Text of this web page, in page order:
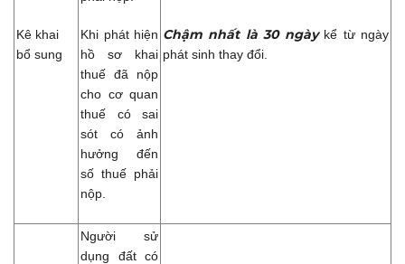
Kê khai
bổ sung
Khi phát hiện
hồ sơ khai
thuế đã nộp
cho cơ quan
thuế có sai
sót có ảnh
hưởng đến
số thuế phải
nộp.
Chậm nhất là 30 ngàykể từ ngày
phát sinh thay đổi.
Người sử
dụng đất có